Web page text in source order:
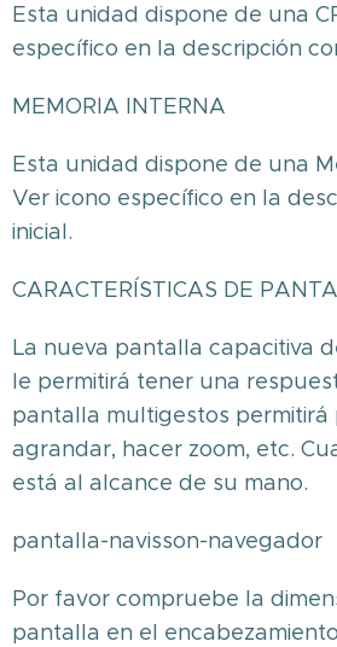
Esta unidad dispone de una
específico en la descripción
MEMORIA INTERNA
Esta unidad dispone de una
Ver icono específico en la
inicial.
CARACTERÍSTICAS DE
La nueva pantalla capacitiva
le permitirá tener una
pantalla multigestos permitirá
agrandar, hacer zoom, etc.
está al alcance de su mano.
pantalla-navisson-navegador
Por favor compruebe la
pantalla en el